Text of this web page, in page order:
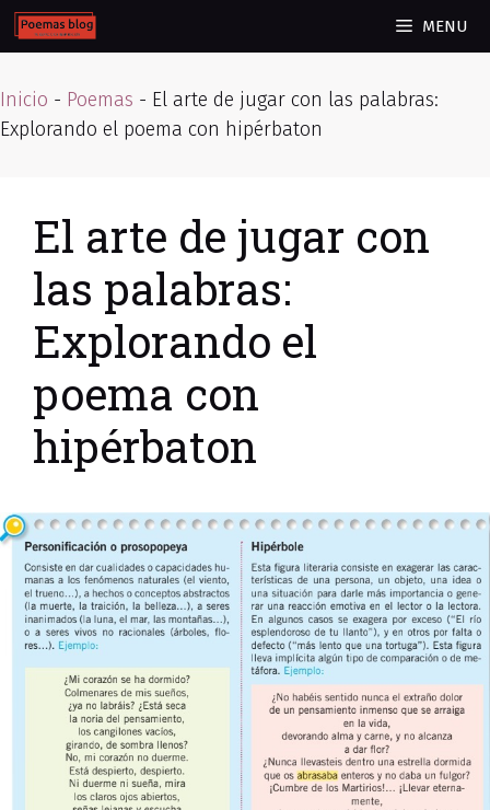
Skip
to
MENU
Inicio - Poemas - El arte de jugar con las palabras:
Explorando el poema con hipérbaton
El arte de jugar con
las palabras:
Explorando el
poema con
hipérbaton